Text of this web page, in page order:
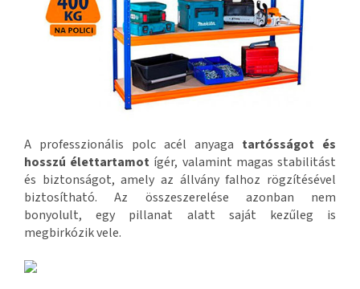
A professzionális polc acél anyaga tartósságot és
hosszú élettartamot ígér, valamint magas stabilitást
és biztonságot, amely az állvány falhoz rögzítésével
biztosítható. Az összeszerelése azonban nem
bonyolult, egy pillanat alatt saját kezűleg is
megbirkózik vele.